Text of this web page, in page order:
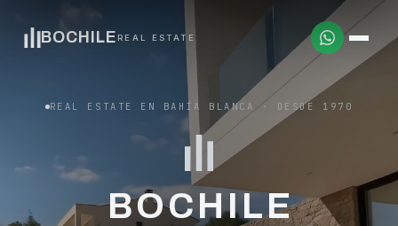
BOCHILE REAL ESTATE
REAL ESTATE EN BAHÍA BLANCA · DESDE 1970
BOCHILE